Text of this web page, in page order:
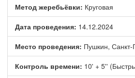
Метод жеребьёвки: Круговая
Дата проведения: 14.12.2024
Место проведения: Пушкин, Санкт-
Контроль времени: 10' + 5''